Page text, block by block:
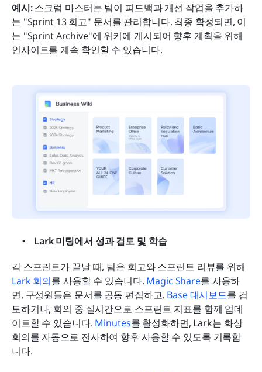
예시: 스크럼 마스터는 팀이 피드백과 개선 작업을 추가하
는 "Sprint 13 회고" 문서를 관리합니다. 최종 확정되면, 이
는 "Sprint Archive"에 위키에 게시되어 향후 계획을 위해
인사이트를 계속 확인할 수 있습니다.
Lark 미팅에서 성과 검토 및 학습
Lark 회의를 사용할 수 있습니다. Magic Share를 사용하
면, 구성원들은 문서를 공동 편집하고, Base 대시보드를 검
토하거나, 회의 중 실시간으로 스프린트 지표를 함께 업데
이트할 수 있습니다. Minutes를 활성화하면, Lark는 화상
회의를 자동으로 전사하여 향후 사용할 수 있도록 기록합
니다.